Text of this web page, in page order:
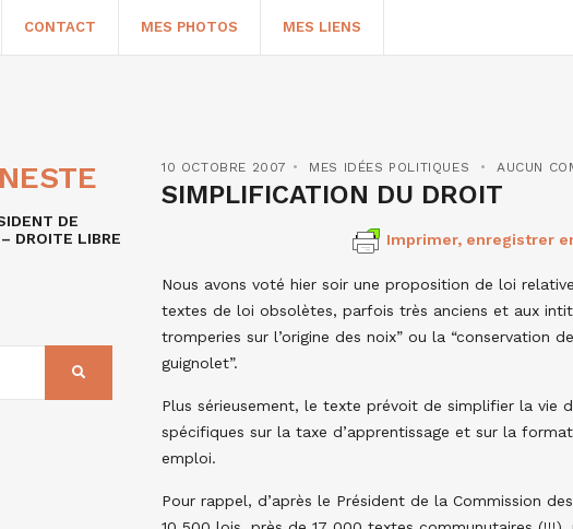
CONTACT MES PHOTOS MES LIENS
10 OCTOBRE 2007 MES IDÉES POLITIQUES AUCUN
SIMPLIFICATION DU DROIT
Imprimer, enregistrer
Nous avons voté hier soir une proposition de loi
textes de loi obsolètes, parfois très anciens et aux
tromperies sur l’origine des noix” ou la “conservation
guignolet”.
Plus sérieusement, le texte prévoit de simplifier la vie
spécifiques sur la taxe d’apprentissage et sur la
emploi.
Pour rappel, d’après le Président de la Commission
DE
DROITE LIBRE
RECHERCHER